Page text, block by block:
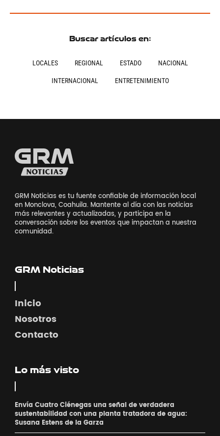
Buscar artículos en:
LOCALES REGIONAL ESTADO NACIONAL
INTERNACIONAL ENTRETENIMIENTO
GRM Noticias es tu fuente confiable de información local
en Monclova, Coahuila. Mantente al día con las noticias
más relevantes y actualizadas, y participa en la
conversación sobre los eventos que impactan a nuestra
comunidad.
GRM Noticias
Inicio
Nosotros
Contacto
Lo más visto
Envía Cuatro Ciénegas una señal de verdadera
sustentabilidad con una planta tratadora de agua:
Susana Estens de la Garza